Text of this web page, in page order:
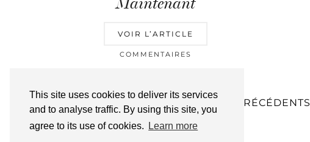
This site uses cookies to deliver its services
and to analyse traffic. By using this site, you
agree to its use of cookies.
Learn more
VOIR L’ARTICLE
COMMENTAIRES
4 … 108 ARTICLES PRÉCÉDENTS